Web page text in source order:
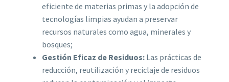
eficiente de materias primas y la adopción de
tecnologías limpias ayudan a preservar
recursos naturales como agua, minerales y
bosques;
Gestión Eficaz de Residuos: Las prácticas de
reducción, reutilización y reciclaje de residuos